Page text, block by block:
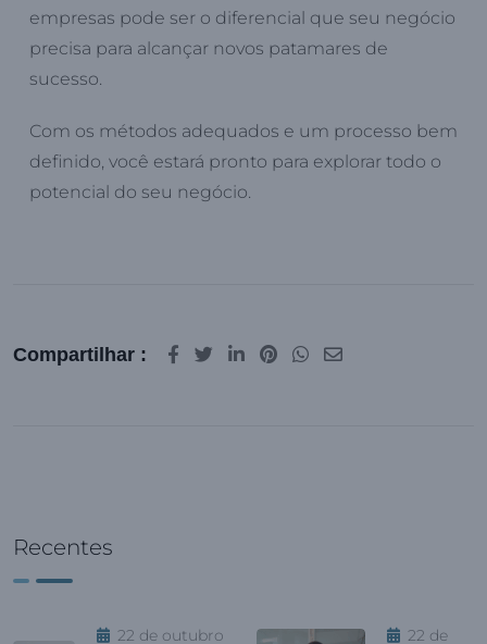
empresas pode ser o diferencial que seu negócio
precisa para alcançar novos patamares de
sucesso.
Com os métodos adequados e um processo bem
definido, você estará pronto para explorar todo o
potencial do seu negócio.
Compartilhar :
Recentes
22 de outubro
22 de